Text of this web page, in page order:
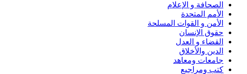
الصحافة و الإعلام
الأمم المتحدة
الأمن و القوات المسلحة
حقوق الإنسان
القضاء و العدل
الدين والأخلاق
جامعات ومعاهد
كتب ومراجيع